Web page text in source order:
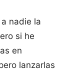
nadie la
si he
en
lanzarlas